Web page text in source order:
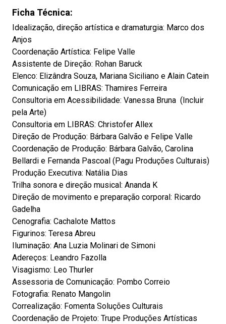
Ficha Técnica:
Idealização, direção artística e dramaturgia: Marco dos
Anjos
Coordenação Artística: Felipe Valle
Assistente de Direção: Rohan Baruck
Elenco: Elizândra Souza, Mariana Siciliano e Alain Catein
Comunicação em LIBRAS: Thamires Ferreira
Consultoria em Acessibilidade: Vanessa Bruna (Incluir
pela Arte)
Consultoria em LIBRAS: Christofer Allex
Direção de Produção: Bárbara Galvão e Felipe Valle
Coordenação de Produção: Bárbara Galvão, Carolina
Bellardi e Fernanda Pascoal (Pagu Produções Culturais)
Produção Executiva: Natália Dias
Trilha sonora e direção musical: Ananda K
Direção de movimento e preparação corporal: Ricardo
Gadelha
Cenografia: Cachalote Mattos
Figurinos: Teresa Abreu
Iluminação: Ana Luzia Molinari de Simoni
Adereços: Leandro Fazolla
Visagismo: Leo Thurler
Assessoria de Comunicação: Pombo Correio
Fotografia: Renato Mangolin
Correalização: Fomenta Soluções Culturais
Coordenação de Projeto: Trupe Produções Artísticas